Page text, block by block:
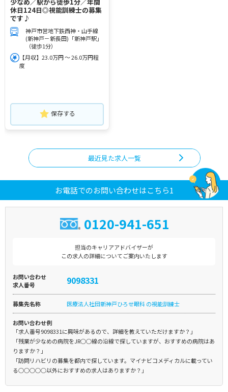
休日124日◎視能訓練士の募集
です♪
神戸市営地下鉄西神・山手線
(新神戸－新長田)「新神戸駅」
（徒歩1分）
【月収】23.0万円 ～ 26.0万円程
度
保存する
最近見た求人一覧
お電話でのお問い合わせはこちら1
0120-941-651
担当のキャリアアドバイザーが
この求人の詳細についてご案内いたします
お問い合わせ
求人番号
9098331
募集先名称 医療法人社団新神戸ひろせ眼科 の視能訓練士
お問い合わせ例
「求人番号9098331に興味があるので、詳細を教えていただけますか？」
「残業が少なめの病院をJR○○線の沿線で探していますが、おすすめの病院はあ
りますか？」
「訪問リハビリの募集を都内で探しています。マイナビコメディカルに載ってい
る○○○○○以外におすすめの求人はありますか？」